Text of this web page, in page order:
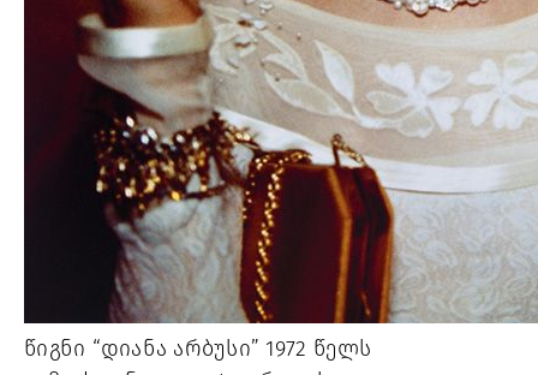
წიგნი “დიანა არბუსი” 1972 წელს